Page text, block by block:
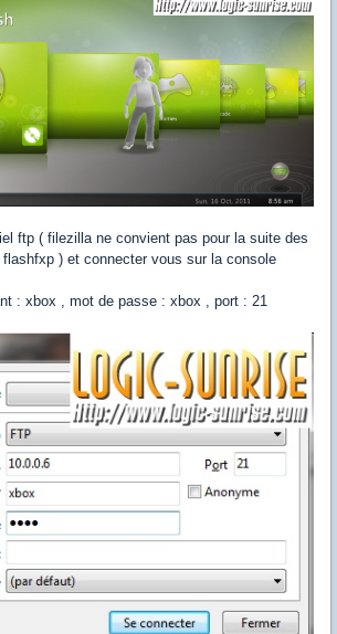
ftp ( filezilla ne convient pas pour la suite des
) et connecter vous sur la console
: xbox , mot de passe : xbox , port : 21